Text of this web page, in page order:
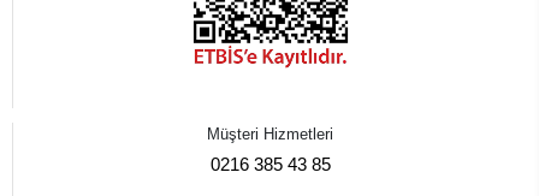
Müşteri Hizmetleri
0216 385 43 85